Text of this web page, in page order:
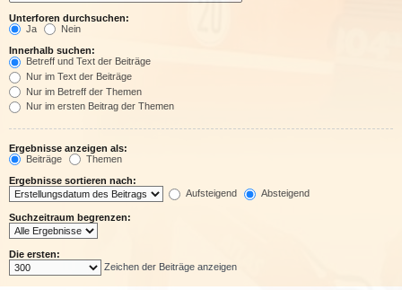
Unterforen durchsuchen:
Ja
Nein
Innerhalb suchen:
Betreff und Text der Beiträge
Nur im Text der Beiträge
Nur im Betreff der Themen
Nur im ersten Beitrag der Themen
Ergebnisse anzeigen als:
Beiträge
Themen
Ergebnisse sortieren nach:
Aufsteigend
Absteigend
Suchzeitraum begrenzen:
Die ersten:
Zeichen der Beiträge anzeigen